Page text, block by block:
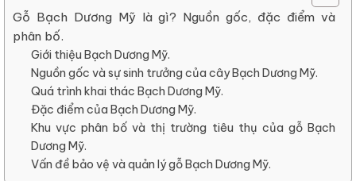
Gỗ Bạch Dương Mỹ là gì? Nguồn gốc, đặc điểm và
phân bố.
Giới thiệu Bạch Dương Mỹ.
Nguồn gốc và sự sinh trưởng của cây Bạch Dương Mỹ.
Quá trình khai thác Bạch Dương Mỹ.
Đặc điểm của Bạch Dương Mỹ.
Khu vực phân bố và thị trường tiêu thụ của gỗ Bạch
Dương Mỹ.
Vấn đề bảo vệ và quản lý gỗ Bạch Dương Mỹ.